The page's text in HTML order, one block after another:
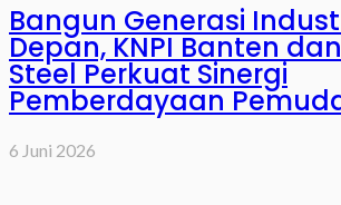
Bangun Generasi
Depan, KNPI Banten
Steel Perkuat Sinergi
Pemberdayaan
6 Juni 2026